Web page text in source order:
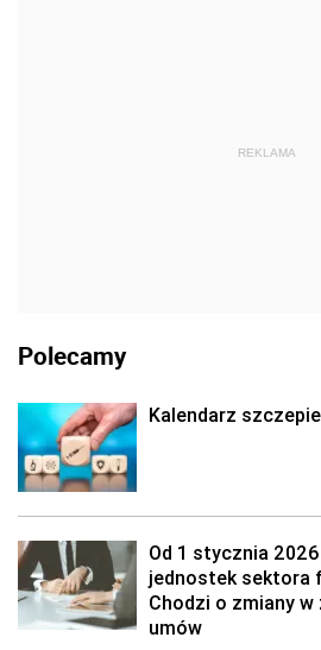
REKLAMA
Polecamy
Kalendarz
Od 1 stycznia
jednostek sektora
Chodzi o zmiany
umów